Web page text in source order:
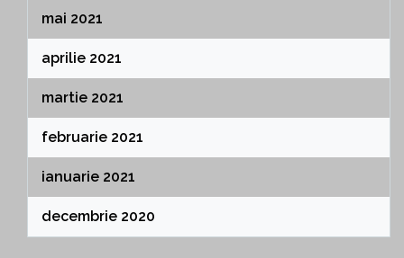
mai 2021
aprilie 2021
martie 2021
februarie 2021
ianuarie 2021
decembrie 2020